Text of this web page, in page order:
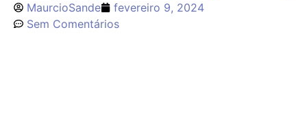
MaurcioSande
fevereiro 9, 2024
Sem Comentários